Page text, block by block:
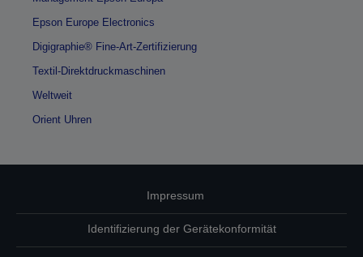
Epson Europe Electronics
Digigraphie® Fine-Art-Zertifizierung
Textil-Direktdruckmaschinen
Weltweit
Orient Uhren
Impressum
Identifizierung der Gerätekonformität